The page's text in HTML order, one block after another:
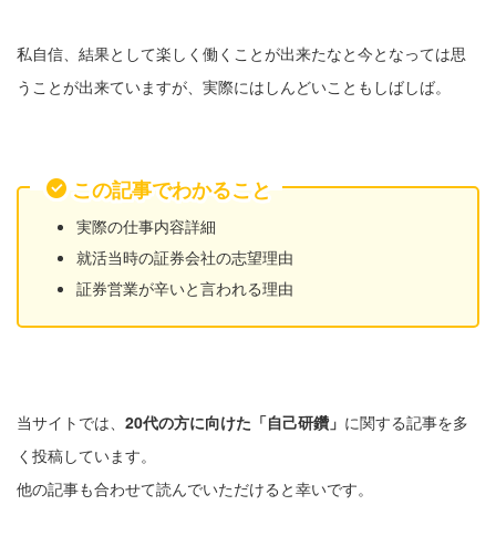
私自信、結果として楽しく働くことが出来たなと今となっては思
うことが出来ていますが、実際にはしんどいこともしばしば。
この記事でわかること
実際の仕事内容詳細
就活当時の証券会社の志望理由
証券営業が辛いと言われる理由
当サイトでは、 20代の方に向けた「自己研鑽」 に関する記事を多
く投稿しています。
他の記事も合わせて読んでいただけると幸いです。